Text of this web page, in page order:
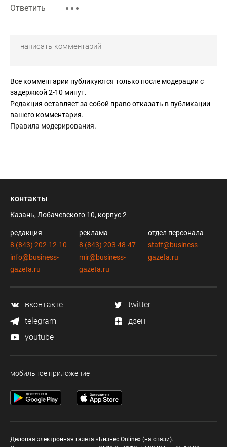
даже самой вступить в НАТО? Вряд ли Россия захочет
радикально сказываться и на экономике.
Ответить
Все комментарии публикуются только после модерации с
задержкой 2-10 минут.
Редакция оставляет за собой право отказать в публикации
вашего комментария.
Правила модерирования.
контакты
Казань, Лобачевского 10, корпус 2
редакция
8 (843) 202-12-10
info@business-
gazeta.ru
реклама
8 (843) 203-48-47
mir@business-
gazeta.ru
отдел персонала
staff@business-
gazeta.ru
вконтакте
twitter
telegram
дзен
youtube
мобильное приложение
Деловая электронная газета «Бизнес Online» (на связи).